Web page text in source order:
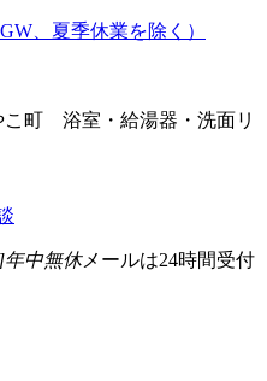
、夏季休業を除く）
こ町 浴室・給湯器・洗面リ
中無休メールは24時間受付